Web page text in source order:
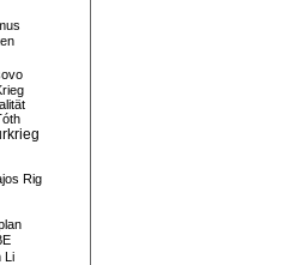
Rig
Li